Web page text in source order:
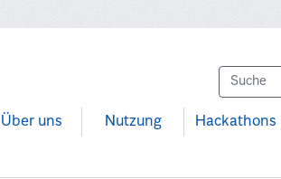
Über uns Nutzung Hackathons